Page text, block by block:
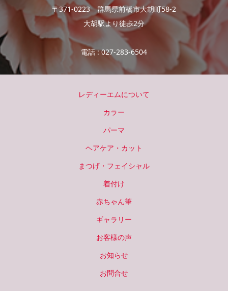
〒371-0223 群馬県前橋市大胡町58-2
大胡駅より徒歩2分
電話 : 027-283-6504
レディーエムについて
カラー
パーマ
ヘアケア・カット
まつげ・フェイシャル
着付け
赤ちゃん筆
ギャラリー
お客様の声
お知らせ
お問合せ